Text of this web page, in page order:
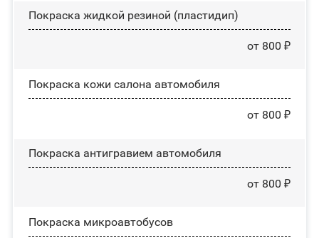
Покраска жидкой резиной (пластидип)
от 800 ₽
Покраска кожи салона автомобиля
от 800 ₽
Покраска антигравием автомобиля
от 800 ₽
Покраска микроавтобусов